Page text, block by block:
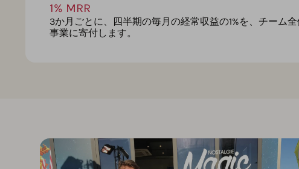
1% MRR
3か月ごとに、四半期の毎月の経常収益の1%を、チーム
事業に寄付します。